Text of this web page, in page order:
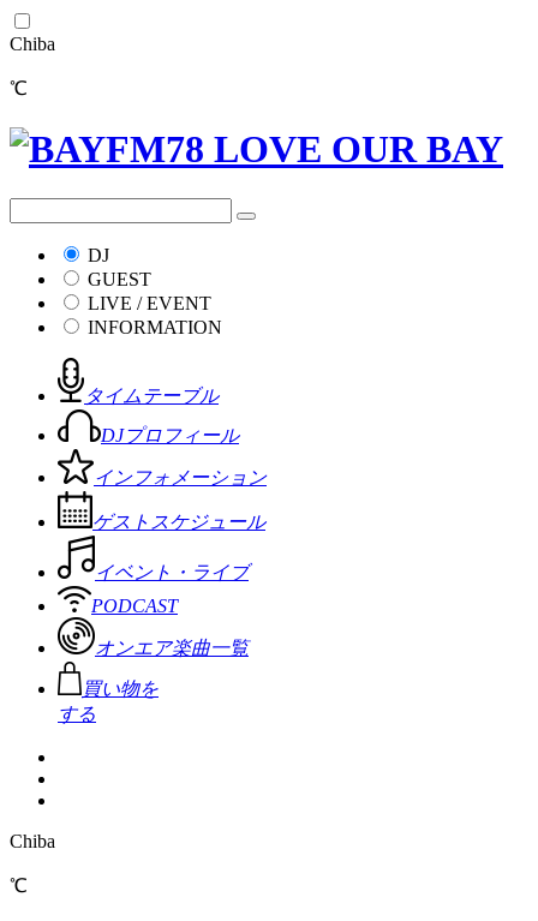
Chiba
℃
DJ
GUEST
LIVE / EVENT
INFORMATION
タイムテーブル
DJプロフィール
インフォメーション
ゲストスケジュール
イベント・ライブ
PODCAST
オンエア楽曲一覧
買い物を
する
Chiba
℃